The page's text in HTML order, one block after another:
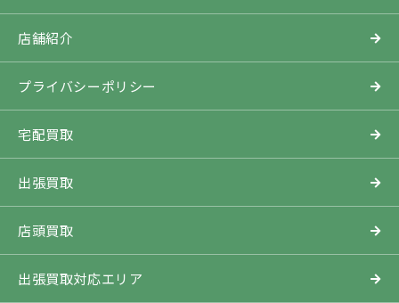
店舗紹介
プライバシーポリシー
宅配買取
出張買取
店頭買取
出張買取対応エリア